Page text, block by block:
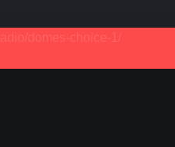
domes-choice-1/